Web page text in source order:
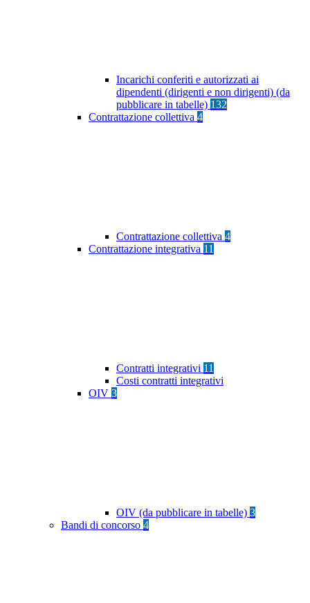
Incarichi conferiti e autorizzati ai
dipendenti (dirigenti e non dirigenti) (da
pubblicare in tabelle) 132
Contrattazione collettiva 4
Contrattazione collettiva 4
Contrattazione integrativa 11
Contratti integrativi 11
Costi contratti integrativi
OIV 3
OIV (da pubblicare in tabelle) 3
Bandi di concorso 4